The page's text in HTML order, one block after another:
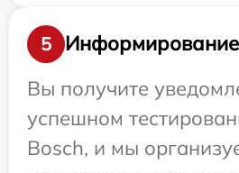
5
Информирование
Вы получите
успешном
Bosch, и мы